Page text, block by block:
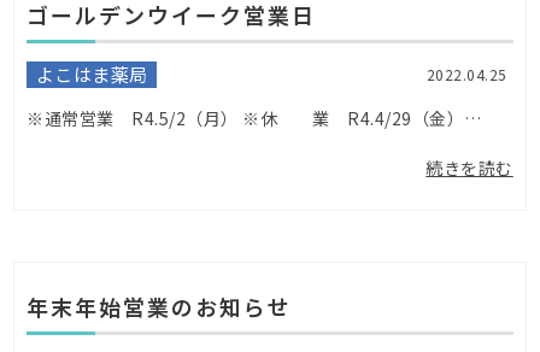
ゴールデンウイーク営業日
よこはま薬局 2022.04.25
※通常営業 R4.5/2（月） ※休 業 R4.4/29（金）、4/30（土）、5/1（日）、5/3（火）、5/4（水）、5/5（木） ご不便ご迷惑をおかけ致します。...
続きを読む
年末年始営業のお知らせ